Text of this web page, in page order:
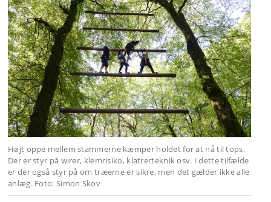
Højt oppe mellem stammerne kæmper holdet for at nå til tops.
Der er styr på wirer, klemrisiko, klatrerteknik osv. I dette tilfælde
er der også styr på om træerne er sikre, men det gælder ikke alle
anlæg. Foto: Simon Skov